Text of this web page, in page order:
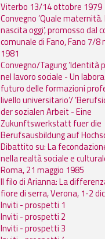
Viterbo 13/14 ottobre 1979
Convegno ’Quale
nascita oggi’, promosso dal
comunale di Fano, Fano 7/8
1981
Convegno/Tagung ’Identità
nel lavoro sociale - Un
futuro delle formazioni
livello universitario’/
der sozialen Arbeit - Eine
Zukunftswerkstatt fuer die
Berufsausbildung auf
Dibattito su: La
nella realtà sociale e
Roma, 21 maggio 1985
Il filo di Arianna: La
fiore di serra, Verona, 1-2
Inviti - prospetti 1
Inviti - prospetti 2
Inviti - prospetti 3